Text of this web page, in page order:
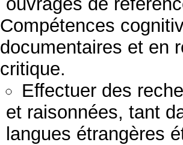
Compétences
documentaires et en
critique.
Effectuer des
et raisonnées, tant
langues étrangères